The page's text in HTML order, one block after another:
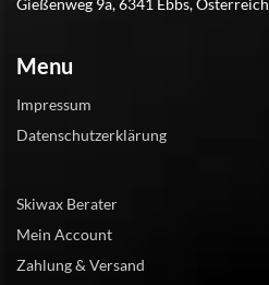
Gießenweg 9a, 6341 Ebbs, Österreich
Menu
Impressum
Datenschutzerklärung
Skiwax Berater
Mein Account
Zahlung & Versand